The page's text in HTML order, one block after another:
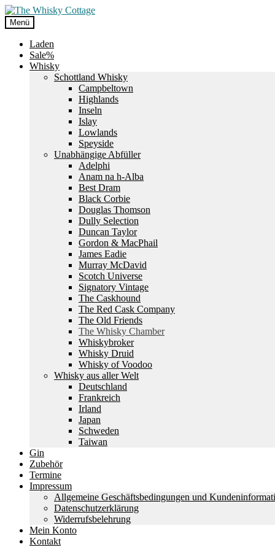
Zur
Navigation
springen
Zum
Inhalt
springen
Menü
Laden
Sale%
Whisky
Schottland Whisky
Campbeltown
Highlands
Inseln
Islay
Lowlands
Speyside
Unabhängige Abfüller
Adelphi
Anam na h-Alba
Best Dram
Black Corbie
Douglas Thomson
Dully Selection
Duncan Taylor
Gordon & MacPhail
James Eadie
Murray McDavid
Scotch Universe
Signatory Vintage
The Caskhound
The Red Cask Company
The Old Friends
The Whisky Chamber
Whiskybroker
Whisky Druid
Whisky of Voodoo
Whisky aus aller Welt
Deutschland
Frankreich
Irland
Japan
Schweden
Taiwan
Gin
Zubehör
Termine
Impressum
Allgemeine Geschäftsbedingungen und
Datenschutzerklärung
Widerrufsbelehrung
Mein Konto
Kontakt